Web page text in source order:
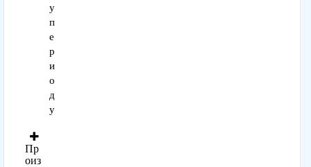
у
п
е
р
и
о
д
у
Пр
оиз